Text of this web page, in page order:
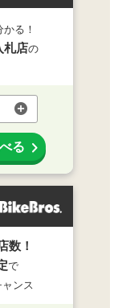
かる！
札店の
る
数！
で
ャンス